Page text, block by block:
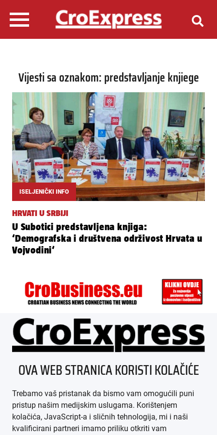
Vijesti sa oznakom: predstavljanje knjiege
ISELJENIČKI INFO
HRVATI U SRBIJI
U Subotici predstavljena knjiga:
‘Demografska i društvena održivost Hrvata u
Vojvodini‘
ÜBER UNS
IMPRESSUM
AGB
DATENSCHUTZ
OVA WEB STRANICA KORISTI KOLAČIĆE
Trebamo vaš pristanak da bismo vam omogućili puni
pristup našim medijskim uslugama. Korištenjem
kolačića, JavaScript-a i sličnih tehnologija, mi i naši
kvalificirani partneri imamo priliku otkriti vam